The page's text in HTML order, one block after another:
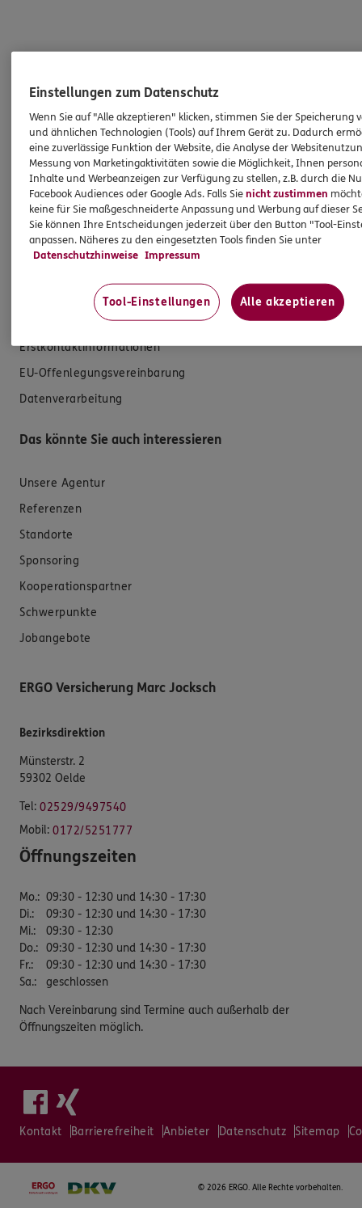
Kfz-Versicherung
Krankenversicherung
Versicherungen für den privaten Bedarf
Versicherungen für Geschäftskunden
Hilfe & Services
E-Mail schreiben
Schaden melden
Erstkontaktinformationen
EU-Offenlegungsvereinbarung
Datenverarbeitung
Das könnte Sie auch interessieren
Unsere Agentur
Referenzen
Standorte
Sponsoring
Kooperationspartner
Schwerpunkte
Jobangebote
ERGO Versicherung Marc Jocksch
Bezirksdirektion
Münsterstr. 2
59302 Oelde
Tel: 02529/9497540
Mobil: 0172/5251777
Öffnungszeiten
Mo.: 09:30 - 12:30 und 14:30 - 17:30
Di.:
09:30 - 12:30 und 14:30 - 17:30
Mi.:
09:30 - 12:30
Do.: 09:30 - 12:30 und 14:30 - 17:30
Fr.:
09:30 - 12:30 und 14:30 - 17:30
Sa.: geschlossen
Nach Vereinbarung sind Termine auch außerhalb der
Öffnungszeiten möglich.
Kontakt Barrierefreiheit Anbieter Datenschutz Sitemap
© 2026 ERGO. Alle Rechte vorbehalten.
Einstellungen zum Datenschutz
Wenn Sie auf "Alle akzeptieren" klicken, stimmen Sie der Speicherung
und ähnlichen Technologien (Tools) auf Ihrem Gerät zu. Dadurch
eine zuverlässige Funktion der Website, die Analyse der
Messung von Marketingaktivitäten sowie die Möglichkeit, Ihnen
Inhalte und Werbeanzeigen zur Verfügung zu stellen, z.B. durch die
Facebook Audiences oder Google Ads. Falls Sienicht zustimmen
keine für Sie maßgeschneiderte Anpassung und Werbung auf dieser
Sie können Ihre Entscheidungen jederzeit über den Button "Tool-
anpassen. Näheres zu den eingesetzten Tools finden Sie unter
Datenschutzhinweise Impressum
Tool-Einstellungen Alle akzeptieren